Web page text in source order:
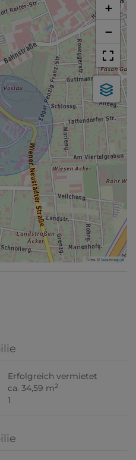
+
−
Tiles ©basemap.at
Erfolgreich vermietet
ca. 34,59 m2
1